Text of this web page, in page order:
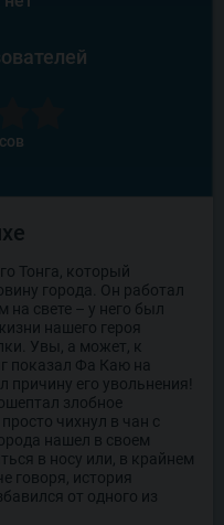
Тонга, который
города. Он работал
на свете – у него был
нашего героя
Увы, а может, к
показал Фа Каю на
причину его увольнения!
злобное
чихнул в чан с
нашел в своем
в носу или, в крайнем
говоря, история
от одного из